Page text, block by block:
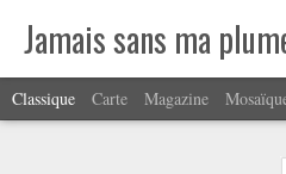
Jamais sans ma
Classique Carte Magazine